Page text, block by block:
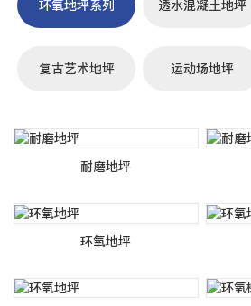
环氧地坪系列 透水混凝土地坪
复古艺术地坪 运动场地坪
耐磨地坪
环氧地坪